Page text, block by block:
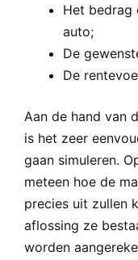
Het bedrag
auto;
De
De
Aan de hand van
is het zeer
gaan simuleren.
meteen hoe de
precies uit zullen
aflossing ze
worden